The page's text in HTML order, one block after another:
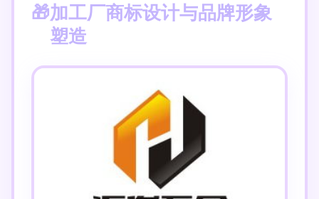
加工厂商标设计与品牌形象
塑造